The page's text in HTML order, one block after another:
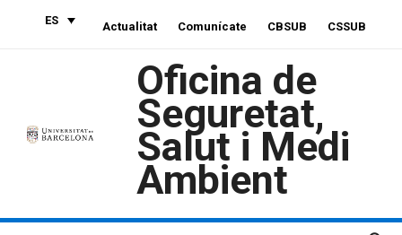
ES Actualitat Comunícate CBSUB CSSUB
Oficina de
Seguretat,
Salut i Medi
Ambient